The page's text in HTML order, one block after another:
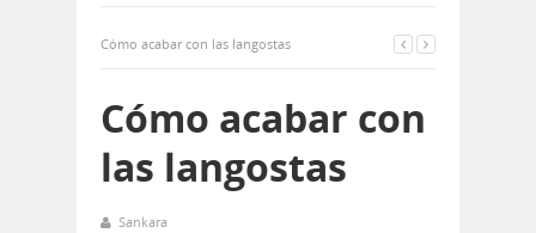
Cómo acabar con las langostas
Cómo acabar con
las langostas
Sankara